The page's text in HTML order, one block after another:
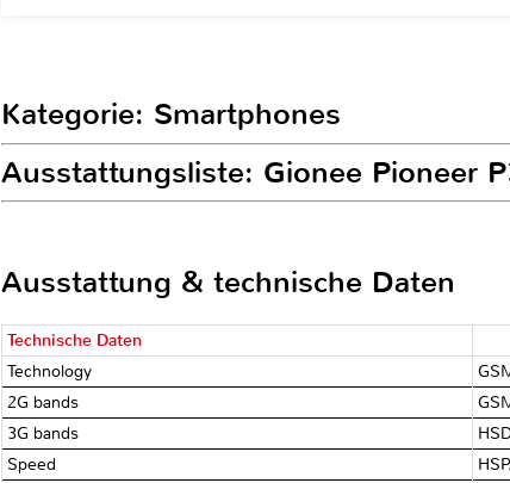
Kategorie: Smartphones
Ausstattungsliste: Gionee Pioneer
Ausstattung & technische Daten
Technische Daten
Technology
2G bands
3G bands
Speed